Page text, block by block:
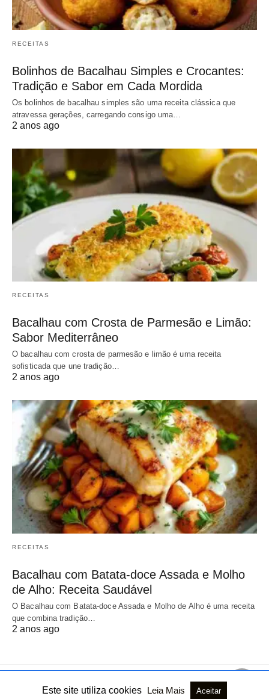
RECEITAS
Bolinhos de Bacalhau Simples e Crocantes:
Tradição e Sabor em Cada Mordida
Os bolinhos de bacalhau simples são uma receita clássica que
atravessa gerações, carregando consigo uma…
2 anos ago
RECEITAS
Bacalhau com Crosta de Parmesão e Limão:
Sabor Mediterrâneo
O bacalhau com crosta de parmesão e limão é uma receita
sofisticada que une tradição…
2 anos ago
RECEITAS
Bacalhau com Batata-doce Assada e Molho
de Alho: Receita Saudável
O Bacalhau com Batata-doce Assada e Molho de Alho é uma receita
que combina tradição…
2 anos ago
Todos os direitos reservados Ver versão não AMP
Este site utiliza cookies Leia Mais Aceitar